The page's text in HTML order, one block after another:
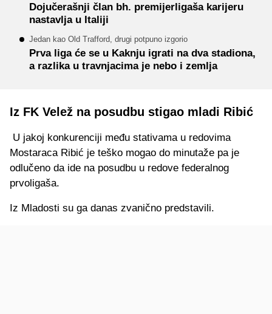
Dojučerašnji član bh. premijerligaša karijeru
nastavlja u Italiji
Jedan kao Old Trafford, drugi potpuno izgorio
Prva liga će se u Kaknju igrati na dva stadiona,
a razlika u travnjacima je nebo i zemlja
Iz FK Velež na posudbu stigao mladi Ribić
U jakoj konkurenciji među stativama u redovima
Mostaraca Ribić je teško mogao do minutaže pa je
odlučeno da ide na posudbu u redove federalnog
prvoligaša.
Iz Mladosti su ga danas zvanično predstavili.